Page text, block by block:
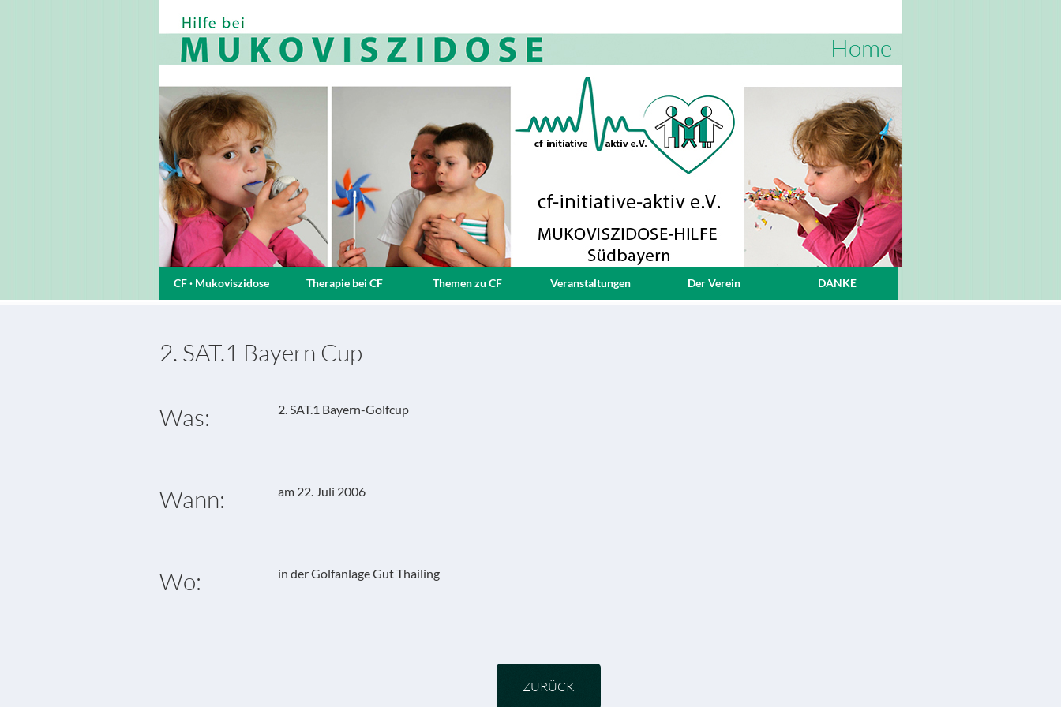
Home
CF · Mukoviszidose Therapie bei CF Themen zu CF Veranstaltungen Der Verein DANKE
2. SAT.1 Bayern Cup
Was: 2. SAT.1 Bayern-Golfcup
Wann: am 22. Juli 2006
Wo: in der Golfanlage Gut Thailing
ZURÜCK